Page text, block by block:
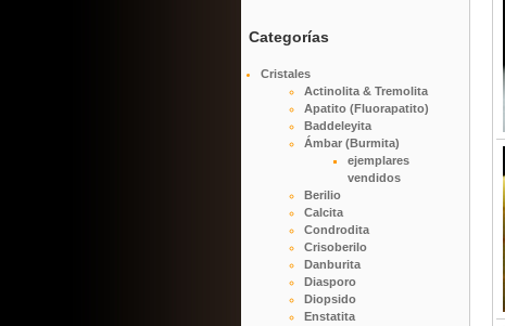
Categorías
Cristales
Actinolita & Tremolita
Apatito (Fluorapatito)
Baddeleyita
Ámbar (Burmita)
ejemplares
vendidos
Berilio
Calcita
Condrodita
Crisoberilo
Danburita
Diasporo
Diopsido
Enstatita